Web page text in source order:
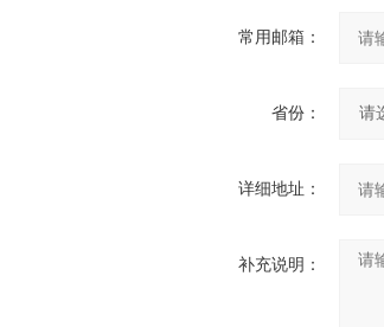
常用邮箱：
省份：
详细地址：
补充说明：